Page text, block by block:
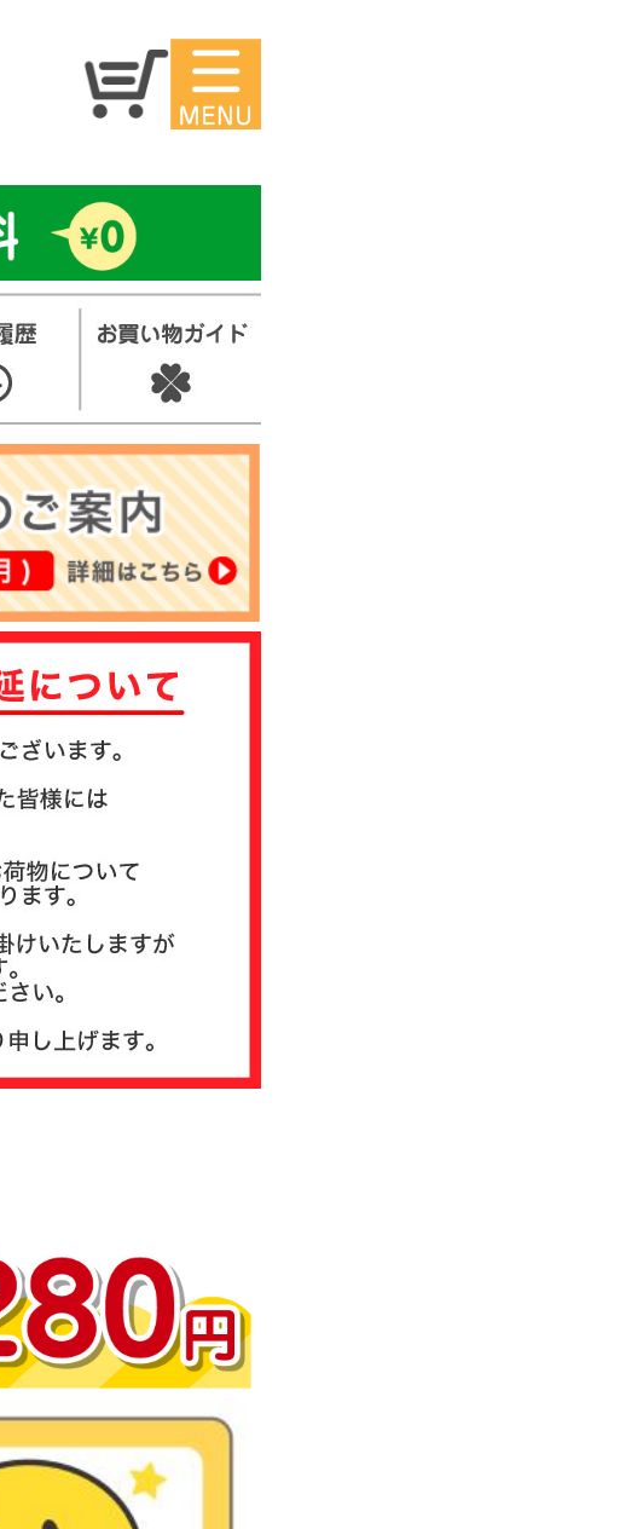
マイページ
お名前シー
ル
お買い得セ
スタンプ
その他
注文履歴
お支払いについて
よくある質問
商品ガイド
会社概要
会員登録